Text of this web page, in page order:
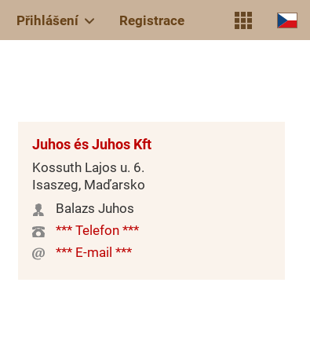
Přihlášení Registrace
Juhos és Juhos Kft
Kossuth Lajos u. 6.
Isaszeg, Maďarsko
Balazs Juhos
*** Telefon ***
*** E-mail ***